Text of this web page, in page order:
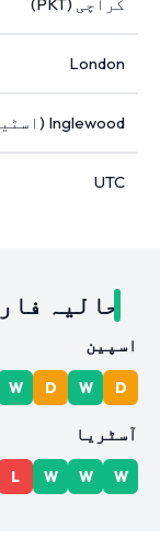
London
Inglewood (اسٹیڈیم)
UTC
حالیہ
اسپین
D
W
D
W
آسٹریا
W
W
W
L